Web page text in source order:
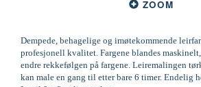
ZOOM
Dempede, behagelige og imøtekommende
profesjonell kvalitet. Fargene blandes
endre rekkefølgen på fargene. Leiremalingen
kan male en gang til etter bare 6 timer. Endelig